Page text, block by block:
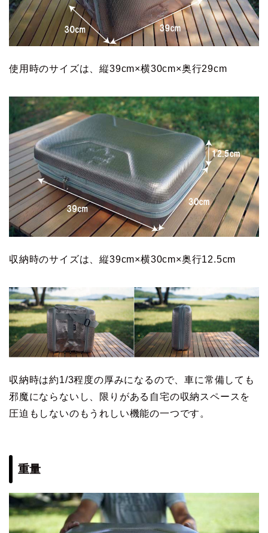
使用時のサイズは、縦39cm×横30cm×奥行29cm
収納時のサイズは、縦39cm×横30cm×奥行12.5cm
収納時は約1/3程度の厚みになるので、車に常備しても
邪魔にならないし、限りがある自宅の収納スペースを
圧迫もしないのもうれしい機能の一つです。
重量